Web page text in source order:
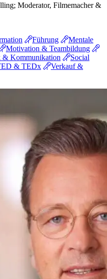
Moderator, Filmemacher &
Führung
Mentale
Motivation & Teambildung
& Kommunikation
Social
& TEDx
Verkauf &